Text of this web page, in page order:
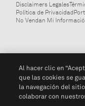
Disclaimers Legales
Política de Privacidad
No Vendan Mi
Al hacer clic en
que las cookies se
la navegación del
colaborar con